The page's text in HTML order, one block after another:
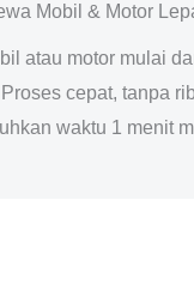
Mobil & Motor
atau motor mulai
cepat, tanpa
waktu 1 menit